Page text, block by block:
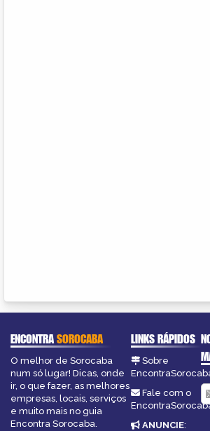
ENCONTRASOROCABA
O melhor de Sorocaba
num só lugar! Dicas, onde
ir, o que fazer, as melhores
empresas, locais, serviços
e muito mais no guia
Encontra Sorocaba.
LINKS RÁPIDOS
Sobre
Fale com o
ANUNCIE: